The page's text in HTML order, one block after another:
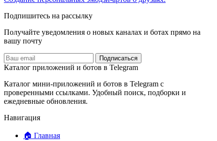
Подпишитесь на рассылку
Получайте уведомления о новых каналах и ботаx прямо на
вашу почту
Подписаться
Каталог приложений и ботов в Telegram
Каталог мини-приложений и ботов в Telegram с
проверенными ссылками. Удобный поиск, подборки и
ежедневные обновления.
Навигация
🏠 Главная